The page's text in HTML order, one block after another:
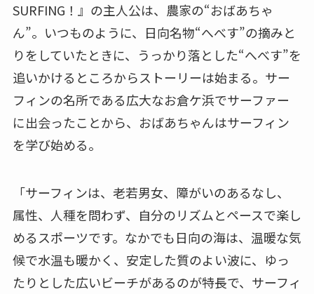
SURFING！』の主人公は、農家の“おばあちゃ
ん”。いつものように、日向名物“へべす”の摘みと
りをしていたときに、うっかり落とした“へべす”を
追いかけるところからストーリーは始まる。サー
フィンの名所である広大なお倉ケ浜でサーファー
に出会ったことから、おばあちゃんはサーフィン
を学び始める。
「サーフィンは、老若男女、障がいのあるなし、
属性、人種を問わず、自分のリズムとペースで楽し
めるスポーツです。なかでも日向の海は、温暖な気
候で水温も暖かく、安定した質のよい波に、ゆっ
たりとした広いビーチがあるのが特長で、サーフィ